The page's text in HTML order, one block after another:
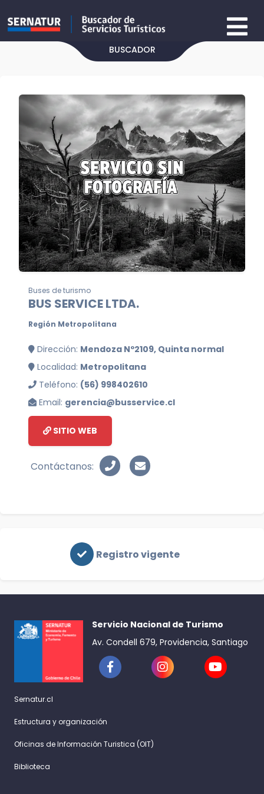
BUSCADOR
Buses de turismo
BUS SERVICE LTDA.
Región Metropolitana
Dirección: Mendoza Nº2109, Quinta normal
Localidad: Metropolitana
Teléfono: (56) 998402610
Email: gerencia@busservice.cl
SITIO WEB
Contáctanos:
Registro vigente
Servicio Nacional de Turismo
Av. Condell 679, Providencia, Santiago
Sernatur.cl
Estructura y organización
Oficinas de Información Turistica (OIT)
Biblioteca